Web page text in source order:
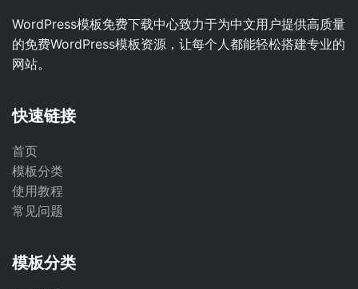
WordPress模板免费下载中心致力于为中文用户提供高质量
的免费WordPress模板资源，让每个人都能轻松搭建专业的
网站。
快速链接
首页
模板分类
使用教程
常见问题
模板分类